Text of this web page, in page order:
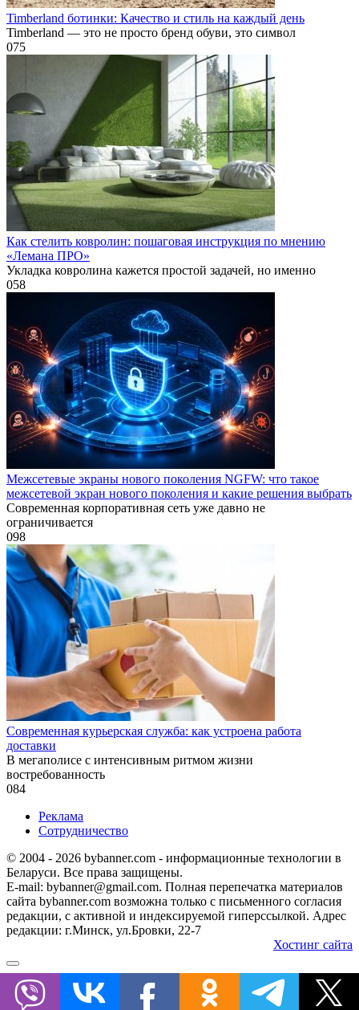
Timberland ботинки: Качество и стиль на каждый день
Timberland — это не просто бренд обуви, это символ
075
Как стелить ковролин: пошаговая инструкция по мнению
«Лемана ПРО»
Укладка ковролина кажется простой задачей, но именно
058
Межсетевые экраны нового поколения NGFW: что такое
межсетевой экран нового поколения и какие решения выбрать
Современная корпоративная сеть уже давно не
ограничивается
098
Современная курьерская служба: как устроена работа
доставки
В мегаполисе с интенсивным ритмом жизни
востребованность
084
Реклама
Сотрудничество
© 2004 - 2026 bybanner.com - информационные технологии в
Беларуси. Все права защищены.
E-mail: bybanner@gmail.com. Полная перепечатка материалов
сайта bybanner.com возможна только с письменного согласия
редакции, с активной и индексируемой гиперссылкой. Адрес
редакции: г.Минск, ул.Бровки, 22-7
Хостинг сайта